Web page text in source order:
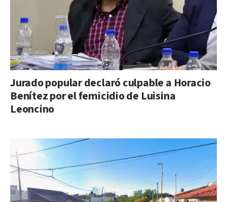
Jurado popular declaró culpable a Horacio
Benítez por el femicidio de Luisina
Leoncino